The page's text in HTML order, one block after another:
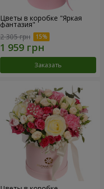
Цветы в коробке "Яркая
фантазия"
2 305 грн
Заказать